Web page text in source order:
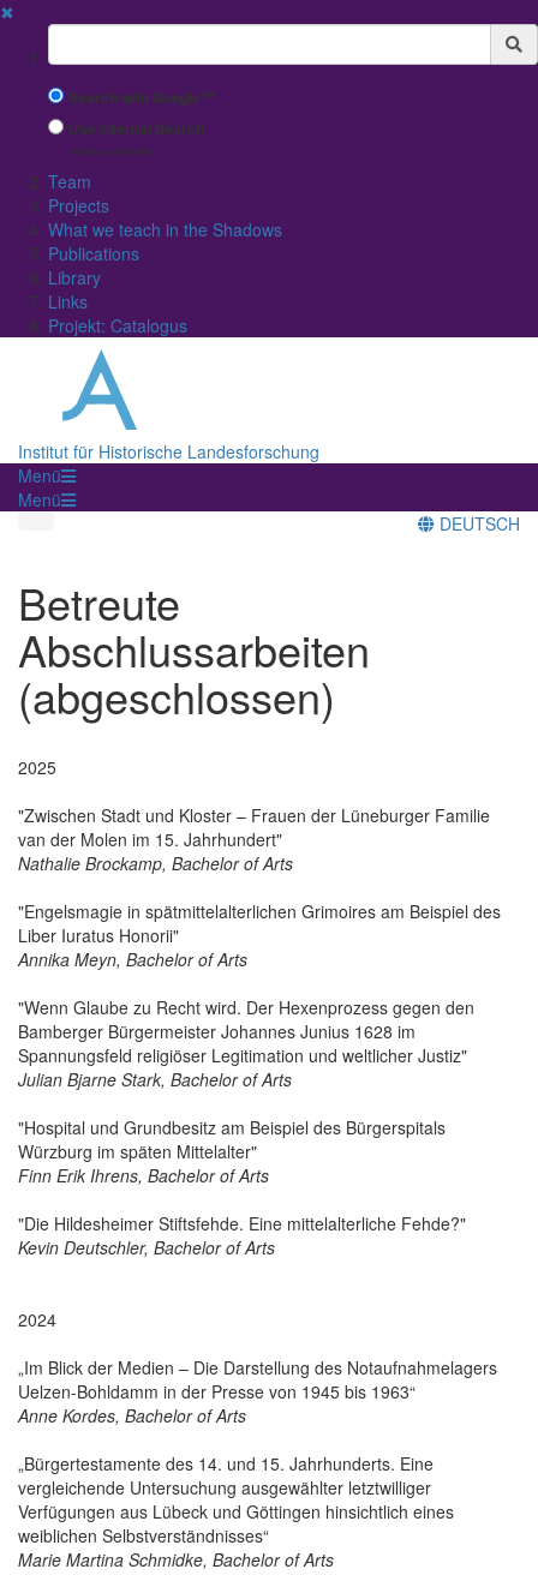
✖
Suchbegriff
Search with Google™
Use Internal Search
(limited result quality)
Team
Projects
What we teach in the Shadows
Publications
Library
Links
Projekt: Catalogus
Institut für Historische Landesforschung
Menü
Menü
DEUTSCH
Betreute
Abschlussarbeiten
(abgeschlossen)
2025
"Zwischen Stadt und Kloster – Frauen der Lüneburger Familie
van der Molen im 15. Jahrhundert"
Nathalie Brockamp, Bachelor of Arts
"Engelsmagie in spätmittelalterlichen Grimoires am Beispiel des
Liber Iuratus Honorii"
Annika Meyn, Bachelor of Arts
"Wenn Glaube zu Recht wird. Der Hexenprozess gegen den
Bamberger Bürgermeister Johannes Junius 1628 im
Spannungsfeld religiöser Legitimation und weltlicher Justiz"
Julian Bjarne Stark, Bachelor of Arts
"Hospital und Grundbesitz am Beispiel des Bürgerspitals
Würzburg im späten Mittelalter"
Finn Erik Ihrens, Bachelor of Arts
"Die Hildesheimer Stiftsfehde. Eine mittelalterliche Fehde?"
Kevin Deutschler, Bachelor of Arts
2024
„Im Blick der Medien – Die Darstellung des Notaufnahmelagers
Uelzen-Bohldamm in der Presse von 1945 bis 1963“
Anne Kordes, Bachelor of Arts
„Bürgertestamente des 14. und 15. Jahrhunderts. Eine
vergleichende Untersuchung ausgewählter letztwilliger
Verfügungen aus Lübeck und Göttingen hinsichtlich eines
weiblichen Selbstverständnisses“
Marie Martina Schmidke, Bachelor of Arts